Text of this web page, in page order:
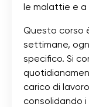
le malattie e a
Questo corso
settimane,
specifico. Si
carico di
consolidando